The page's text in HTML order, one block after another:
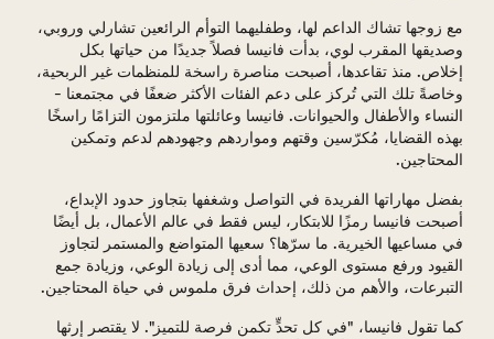
مع زوجها تشاك الداعم لها، وطفليهما التوأم الرائعين تشارلي وروبي،
وصديقها المقرب لوي، بدأت فانيسا فصلاً جديدًا من حياتها بكل
إخلاص. منذ تقاعدها، أصبحت مناصرة راسخة للمنظمات غير الربحية،
وخاصةً تلك التي تُركز على دعم الفئات الأكثر ضعفًا في مجتمعنا -
النساء والأطفال والحيوانات. فانيسا وعائلتها ملتزمون التزامًا راسخًا
بهذه القضايا، مُكرّسين وقتهم ومواردهم وجهودهم لدعم وتمكين
المحتاجين.
بفضل مهاراتها الفريدة في التواصل وشغفها بتجاوز حدود الإبداع،
أصبحت فانيسا رمزًا للابتكار، ليس فقط في عالم الأعمال، بل أيضًا
في مساعيها الخيرية. ما سرّها؟ سعيها المتواضع والمستمر لتجاوز
القيود ورفع مستوى الوعي، مما أدى إلى زيادة الوعي، وزيادة جمع
التبرعات، والأهم من ذلك، إحداث فرق ملموس في حياة المحتاجين.
كما تقول فانيسا، "في كل تحدٍّ تكمن فرصة للتميز". لا يقتصر إرثها